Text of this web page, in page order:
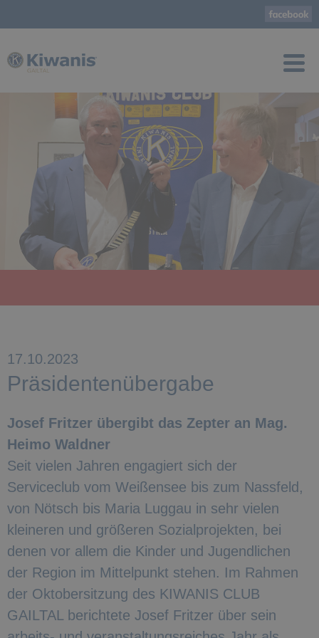
17.10.2023
Präsidentenübergabe
Josef Fritzer übergibt das Zepter an Mag.
Heimo Waldner
Seit vielen Jahren engagiert sich der
Serviceclub vom Weißensee bis zum Nassfeld,
von Nötsch bis Maria Luggau in sehr vielen
kleineren und größeren Sozialprojekten, bei
denen vor allem die Kinder und Jugendlichen
der Region im Mittelpunkt stehen. Im Rahmen
der Oktobersitzung des KIWANIS CLUB
GAILTAL berichtete Josef Fritzer über sein